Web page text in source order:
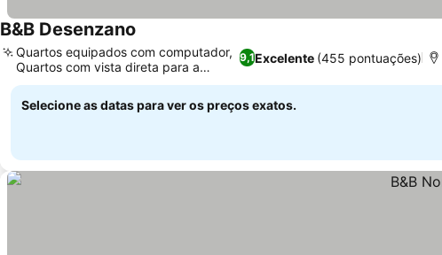
B&B Desenzano
9,1Excelente (455 pontuações)
Quartos equipados com computador,
Quartos com vista direta para a
piscina
Selecione as datas para ver os preços exatos.